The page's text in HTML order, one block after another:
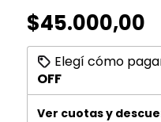
$45.000,00
Elegí cómo
OFF
Ver cuotas y